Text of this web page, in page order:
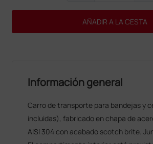
AÑADIR A LA CESTA
Información general
Carro de transporte para bandejas y
incluidas), fabricado en chapa de
AISI 304 con acabado scotch brite.